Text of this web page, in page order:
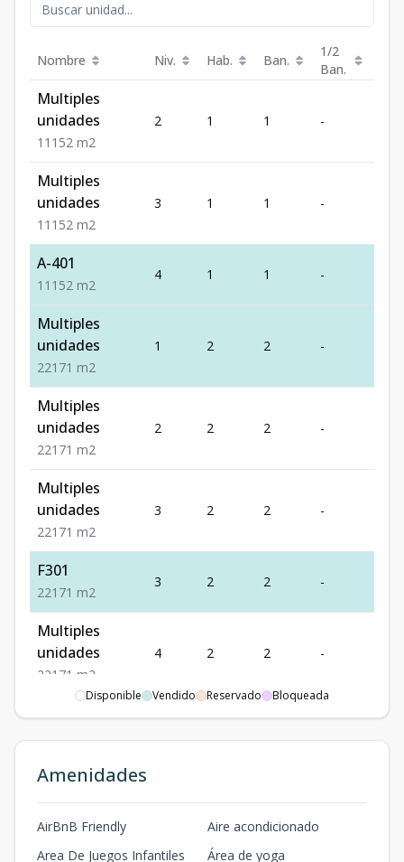
Nombre Niv. Hab. Ban.
1/2
Ban.
Multiples
unidades
1 1 1 52 m2
2 1 1 -
Multiples
unidades
1 1 1 52 m2
3 1 1 -
A-401
1 1 1 52 m2
4 1 1 -
Multiples
unidades
221 71 m2
1 2 2 -
Multiples
unidades
221 71 m2
2 2 2 -
Multiples
unidades
221 71 m2
3 2 2 -
F301
221 71 m2
3 2 2 -
Multiples
unidades
221 71 m2
4 2 2 -
Multiples
2
Disponible Vendido Reservado Bloqueada
Amenidades
AirBnB Friendly
Aire acondicionado
Area De Juegos Infantiles
Área de yoga